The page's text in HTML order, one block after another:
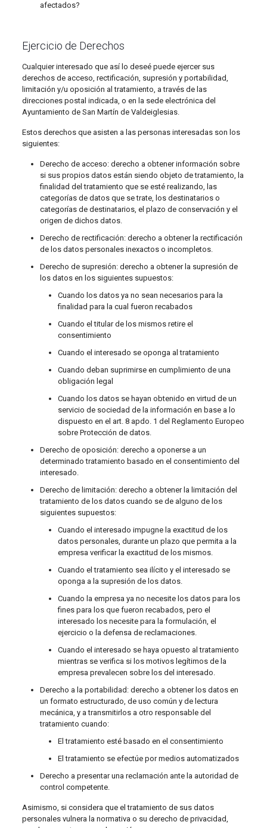
afectados?
Ejercicio de Derechos
Cualquier interesado que así lo deseé puede ejercer sus
derechos de acceso, rectificación, supresión y portabilidad,
limitación y/u oposición al tratamiento, a través de las
direcciones postal indicada, o en la sede electrónica del
Ayuntamiento de San Martín de Valdeiglesias.
Estos derechos que asisten a las personas interesadas son los
siguientes:
Derecho de acceso: derecho a obtener información sobre
si sus propios datos están siendo objeto de tratamiento, la
finalidad del tratamiento que se esté realizando, las
categorías de datos que se trate, los destinatarios o
categorías de destinatarios, el plazo de conservación y el
origen de dichos datos.
Derecho de rectificación: derecho a obtener la rectificación
de los datos personales inexactos o incompletos.
Derecho de supresión: derecho a obtener la supresión de
los datos en los siguientes supuestos:
Cuando los datos ya no sean necesarios para la
finalidad para la cual fueron recabados
Cuando el titular de los mismos retire el
consentimiento
Cuando el interesado se oponga al tratamiento
Cuando deban suprimirse en cumplimiento de una
obligación legal
Cuando los datos se hayan obtenido en virtud de un
servicio de sociedad de la información en base a lo
dispuesto en el art. 8 apdo. 1 del Reglamento Europeo
sobre Protección de datos.
Derecho de oposición: derecho a oponerse a un
determinado tratamiento basado en el consentimiento del
interesado.
Derecho de limitación: derecho a obtener la limitación del
tratamiento de los datos cuando se de alguno de los
siguientes supuestos:
Cuando el interesado impugne la exactitud de los
datos personales, durante un plazo que permita a la
empresa verificar la exactitud de los mismos.
Cuando el tratamiento sea ilícito y el interesado se
oponga a la supresión de los datos.
Cuando la empresa ya no necesite los datos para los
fines para los que fueron recabados, pero el
interesado los necesite para la formulación, el
ejercicio o la defensa de reclamaciones.
Cuando el interesado se haya opuesto al tratamiento
mientras se verifica si los motivos legítimos de la
empresa prevalecen sobre los del interesado.
Derecho a la portabilidad: derecho a obtener los datos en
un formato estructurado, de uso común y de lectura
mecánica, y a transmitirlos a otro responsable del
tratamiento cuando:
El tratamiento esté basado en el consentimiento
El tratamiento se efectúe por medios automatizados
Derecho a presentar una reclamación ante la autoridad de
control competente.
Asimismo, si considera que el tratamiento de sus datos
personales vulnera la normativa o su derecho de privacidad,